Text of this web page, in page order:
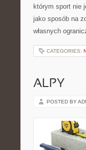
którym sport nie
jako sposób na
własnych
CATEGORIES:
ALPY
POSTED BY